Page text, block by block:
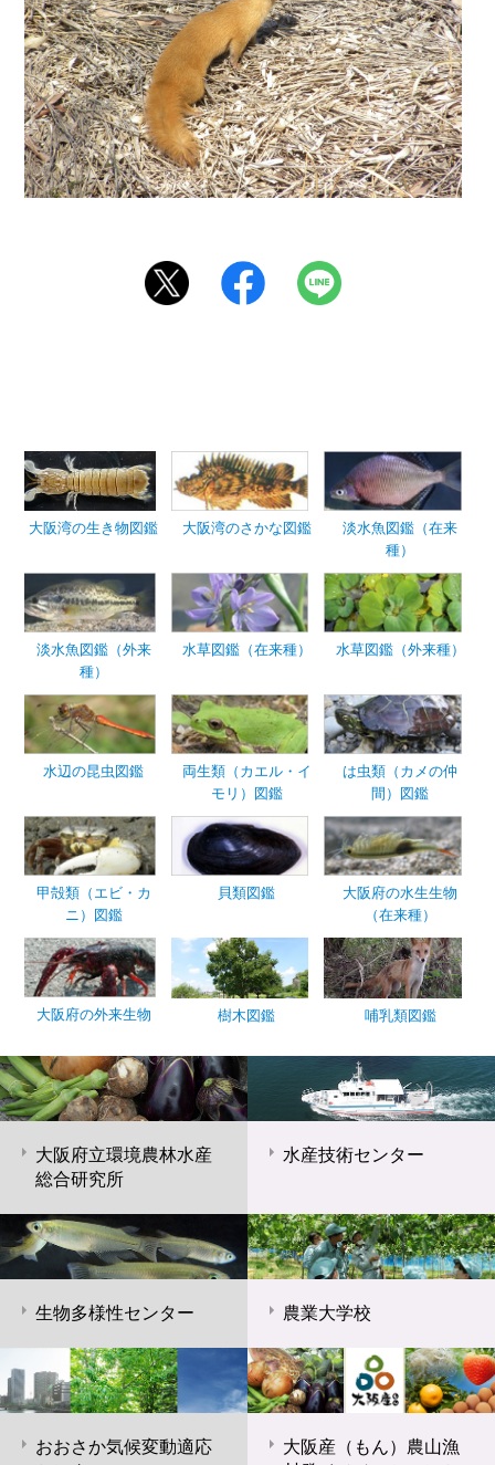
大阪湾の生き物図鑑 大阪湾のさかな図鑑
淡水魚図鑑（在来
種）
淡水魚図鑑（外来
種）
水草図鑑（在来種） 水草図鑑（外来種）
水辺の昆虫図鑑
両生類（カエル・イ
モリ）図鑑
は虫類（カメの仲
間）図鑑
甲殻類（エビ・カ
ニ）図鑑
貝類図鑑
大阪府の水生生物
（在来種）
大阪府の外来生物 樹木図鑑 哺乳類図鑑
大阪府立環境農林水産
総合研究所
水産技術センター
生物多様性センター 農業大学校
おおさか気候変動適応
大阪産（もん）農山漁